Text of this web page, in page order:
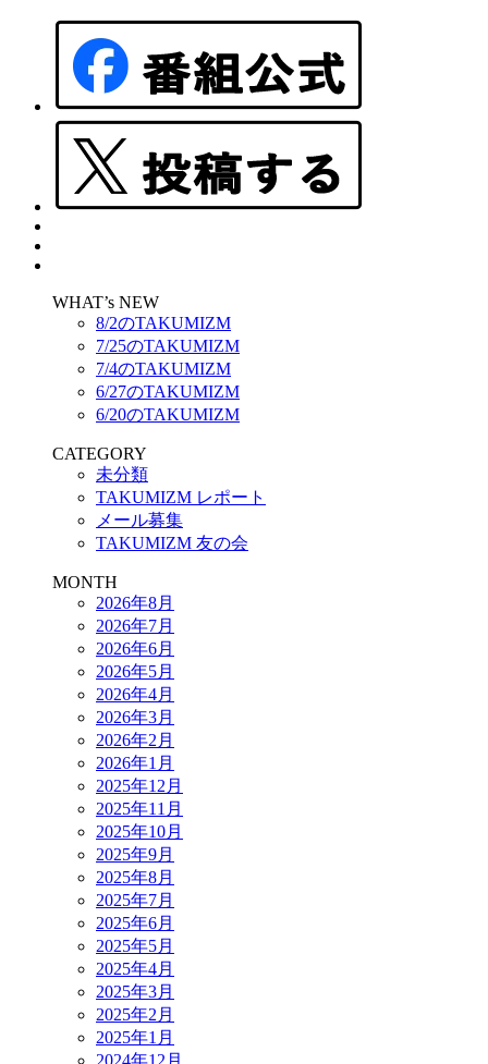
WHAT’s NEW
8/2のTAKUMIZM
7/25のTAKUMIZM
7/4のTAKUMIZM
6/27のTAKUMIZM
6/20のTAKUMIZM
CATEGORY
未分類
TAKUMIZM レポート
メール募集
TAKUMIZM 友の会
MONTH
2026年8月
2026年7月
2026年6月
2026年5月
2026年4月
2026年3月
2026年2月
2026年1月
2025年12月
2025年11月
2025年10月
2025年9月
2025年8月
2025年7月
2025年6月
2025年5月
2025年4月
2025年3月
2025年2月
2025年1月